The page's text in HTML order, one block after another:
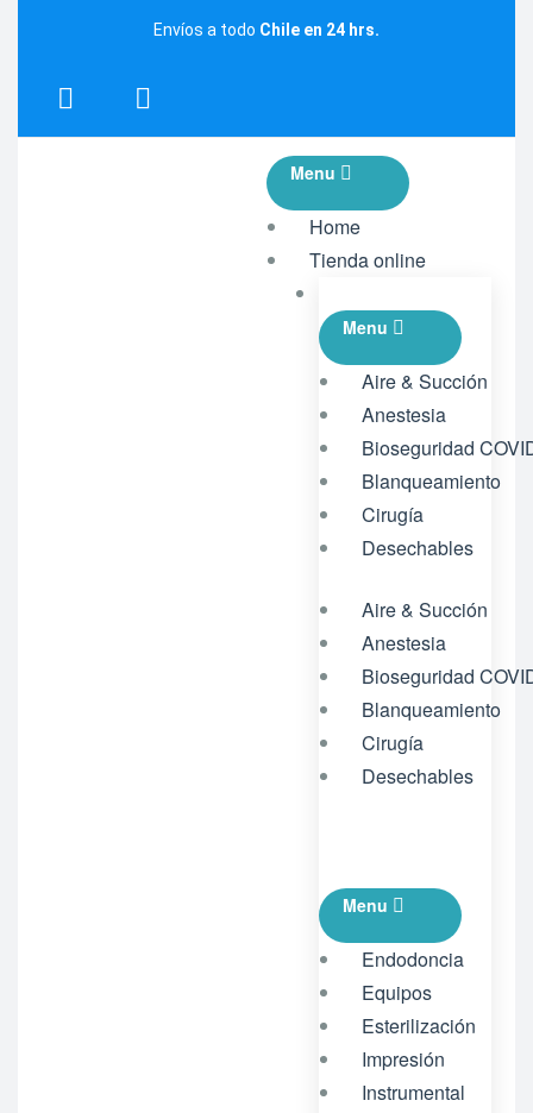
Envíos a todo Chile en 24 hrs.
Menu
Home
Tienda online
Menu
Aire & Succión
Anestesia
Bioseguridad
Blanqueamiento
Cirugía
Desechables
Aire & Succión
Anestesia
Bioseguridad
Blanqueamiento
Cirugía
Desechables
Menu
Endodoncia
Equipos
Esterilización
Impresión
Instrumental